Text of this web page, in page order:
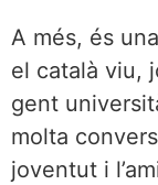
A més, és
el català viu,
gent
molta
joventut i